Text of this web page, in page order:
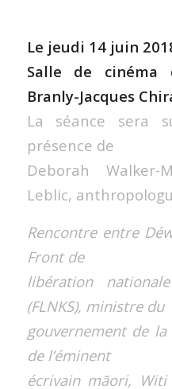
Le jeudi 14 juin
Salle de cinéma
Branly-Jacques
La séance sera
présence de
Deborah
Leblic,
Rencontre entre
Front de
libération
(FLNKS), ministre du
gouvernement de
de l’éminent
écrivain māori,